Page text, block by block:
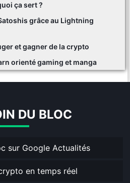
ça sert ?
grâce au Lightning
et gagner de la crypto
orienté gaming et manga
DU BLOC
sur Google Actualités
en temps réel